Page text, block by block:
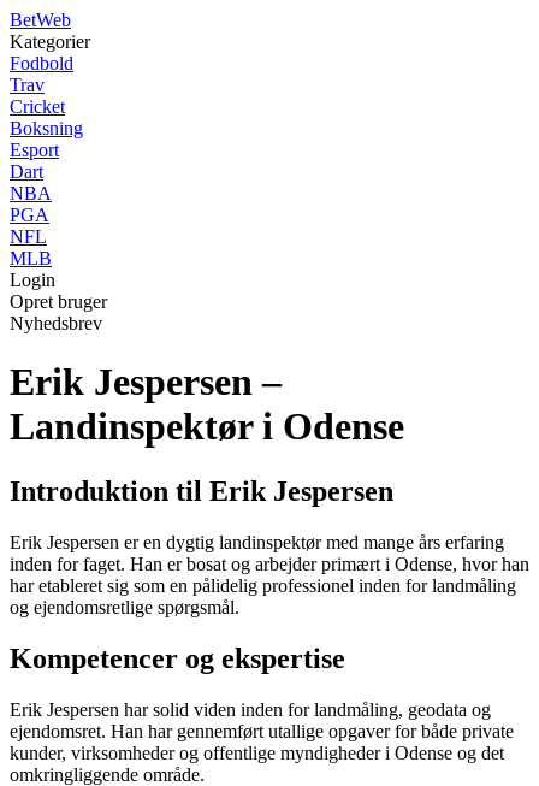
BetWeb
Kategorier
Fodbold
Trav
Cricket
Boksning
Esport
Dart
NBA
PGA
NFL
MLB
Login
Opret bruger
Nyhedsbrev
Erik Jespersen –
Landinspektør i Odense
Introduktion til Erik Jespersen
Erik Jespersen er en dygtig landinspektør med mange års erfaring
inden for faget. Han er bosat og arbejder primært i Odense, hvor han
har etableret sig som en pålidelig professionel inden for landmåling
og ejendomsretlige spørgsmål.
Kompetencer og ekspertise
Erik Jespersen har solid viden inden for landmåling, geodata og
ejendomsret. Han har gennemført utallige opgaver for både private
kunder, virksomheder og offentlige myndigheder i Odense og det
omkringliggende område.